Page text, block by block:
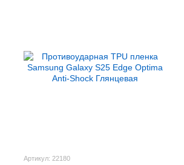
Артикул: 22180